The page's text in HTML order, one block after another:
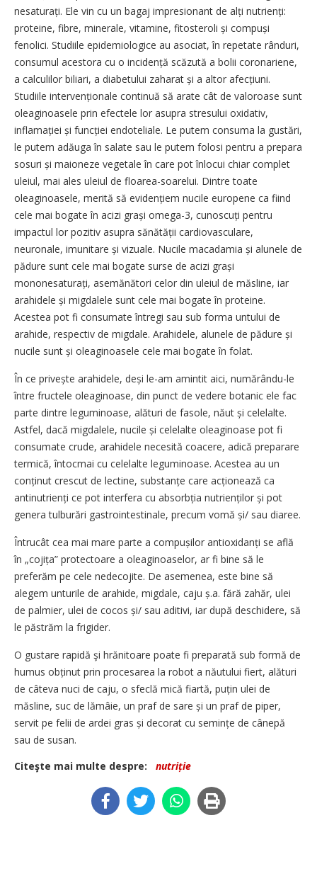
nesaturați. Ele vin cu un bagaj impresionant de alți nutrienți:
proteine, fibre, minerale, vitamine, fitosteroli și compuși
fenolici. Studiile epidemiologice au asociat, în repetate rânduri,
consumul acestora cu o incidență scăzută a bolii coronariene,
a calculilor biliari, a diabetului zaharat și a altor afecțiuni.
Studiile intervenționale continuă să arate cât de valoroase sunt
oleaginoasele prin efectele lor asupra stresului oxidativ,
inflamației și funcției endoteliale. Le putem consuma la gustări,
le putem adăuga în salate sau le putem folosi pentru a prepara
sosuri și maioneze vegetale în care pot înlocui chiar complet
uleiul, mai ales uleiul de floarea-soarelui. Dintre toate
oleaginoasele, merită să evidențiem nucile europene ca fiind
cele mai bogate în acizi grași omega-3, cunoscuți pentru
impactul lor pozitiv asupra sănătății cardiovasculare,
neuronale, imunitare și vizuale. Nucile macadamia și alunele de
pădure sunt cele mai bogate surse de acizi grași
mononesaturați, asemănători celor din uleiul de măsline, iar
arahidele și migdalele sunt cele mai bogate în proteine.
Acestea pot fi consumate întregi sau sub forma untului de
arahide, respectiv de migdale. Arahidele, alunele de pădure și
nucile sunt și oleaginoasele cele mai bogate în folat.
În ce privește arahidele, deși le-am amintit aici, numărându-le
între fructele oleaginoase, din punct de vedere botanic ele fac
parte dintre leguminoase, alături de fasole, năut și celelalte.
Astfel, dacă migdalele, nucile și celelalte oleaginoase pot fi
consumate crude, arahidele necesită coacere, adică preparare
termică, întocmai cu celelalte leguminoase. Acestea au un
conținut crescut de lectine, substanțe care acționează ca
antinutrienți ce pot interfera cu absorbția nutrienților și pot
genera tulburări gastrointestinale, precum vomă și/ sau diaree.
Întrucât cea mai mare parte a compușilor antioxidanți se află
în „cojița” protectoare a oleaginoaselor, ar fi bine să le
preferăm pe cele nedecojite. De asemenea, este bine să
alegem unturile de arahide, migdale, caju ș.a. fără zahăr, ulei
de palmier, ulei de cocos și/ sau aditivi, iar după deschidere, să
le păstrăm la frigider.
O gustare rapidă şi hrănitoare poate fi preparată sub formă de
humus obținut prin procesarea la robot a năutului fiert, alături
de câteva nuci de caju, o sfeclă mică fiartă, puțin ulei de
măsline, suc de lămâie, un praf de sare și un praf de piper,
servit pe felii de ardei gras și decorat cu semințe de cânepă
sau de susan.
Citeşte mai multe despre:
nutriție